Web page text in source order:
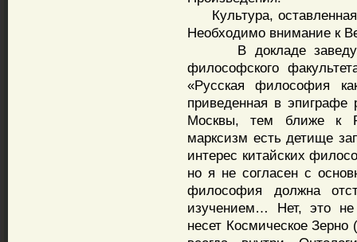
Культура, оставленная
Необходимо внимание к
В докладе
философского
«Русская философия
приведенная в эпиграфе
Москвы, тем ближе к
марксизм есть детище
интерес китайских
но я не согласен с
философия должна
изучением… Нет, это
несет Космическое